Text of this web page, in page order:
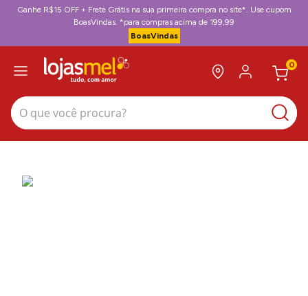
Ganhe R$15 OFF + Frete Grátis na sua primeira compra no site*. Use cupom
BoasVindas. *para compras acima de 199,99
BoasVindas
0
O que você procura?